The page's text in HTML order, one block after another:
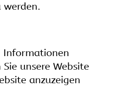
werden.
Informationen
unsere Website
anzuzeigen